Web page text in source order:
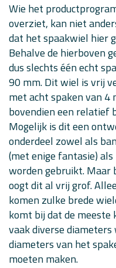
Wie het
overziet, kan niet
dat het spaakwiel hier
Behalve de hierboven
dus slechts één echt
90 mm. Dit wiel is vrij
met acht spaken van
bovendien een relatief
Mogelijk is dit een
onderdeel zowel als
(met enige fantasie)
worden gebruikt. Maar
oogt dit al vrij grof.
komen zulke brede
komt bij dat de meeste
vaak diverse
diameters van het
moeten maken.